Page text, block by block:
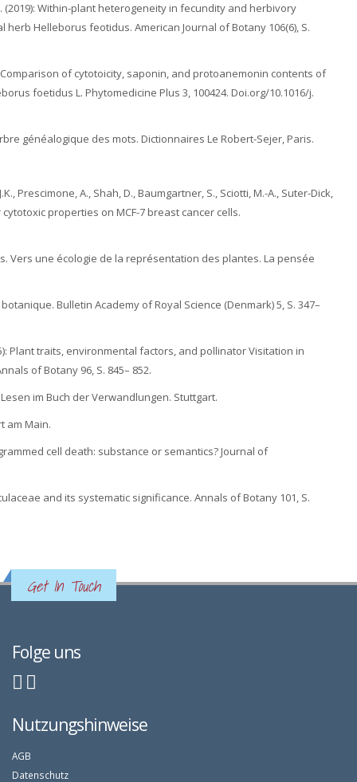
(2019): Within-plant heterogeneity in fecundity and herbivory
Helleborus feotidus. American Journal of Botany 106(6), S.
Comparison of cytotoicity, saponin, and protoanemonin contents of
foetidus L. Phytomedicine Plus 3, 100424. Doi.org/10.1016/j.
généalogique des mots. Dictionnaires Le Robert-Sejer, Paris.
Prescimone, A., Shah, D., Baumgartner, S., Sciotti, M.-A., Suter-Dick,
properties on MCF-7 breast cancer cells.
Vers une écologie de la représentation des plantes. La pensée
Bulletin Academy of Royal Science (Denmark) 5, S. 347–
Plant traits, environmental factors, and pollinator Visitation in
of Botany 96, S. 845– 852.
im Buch der Verwandlungen. Stuttgart.
am Main.
cell death: substance or semantics? Journal of
and its systematic significance. Annals of Botany 101, S.
Get In Touch
Folge uns
Nutzungshinweise
AGB
Datenschutz